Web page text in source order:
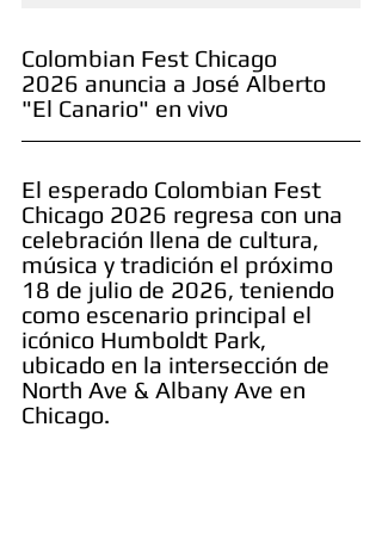
Colombian Fest Chicago
2026 anuncia a José Alberto
"El Canario" en vivo
El esperado Colombian Fest
Chicago 2026 regresa con una
celebración llena de cultura,
música y tradición el próximo
18 de julio de 2026, teniendo
como escenario principal el
icónico Humboldt Park,
ubicado en la intersección de
North Ave & Albany Ave en
Chicago.